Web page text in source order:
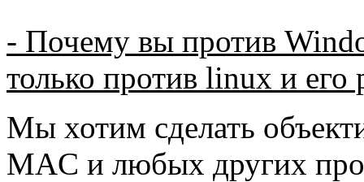
- Почему вы против
только против linux и его
Мы хотим сделать
MAC и любых других